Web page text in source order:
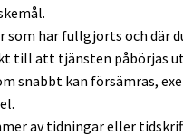
som har fullgjorts och där
till att tjänsten påbörjas
snabbt kan försämras,
av tidningar eller